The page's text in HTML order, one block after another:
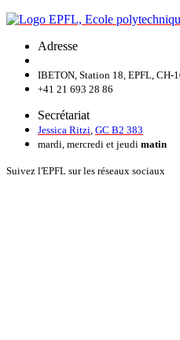
Adresse
IBETON, Station 18, EPFL, CH-
+41 21 693 28 86
Secrétariat
Jessica Ritzi GC B2 383
mardi, mercredi et jeudi matin
Suivez l'EPFL sur les réseaux sociaux